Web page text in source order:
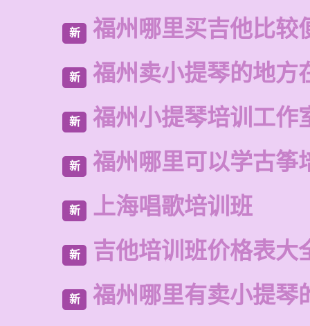
新 福州哪里买吉他比较
新 福州卖小提琴的地方
新 福州小提琴培训工作
新 福州哪里可以学古筝
新 上海唱歌培训班
新 吉他培训班价格表大
新 福州哪里有卖小提琴